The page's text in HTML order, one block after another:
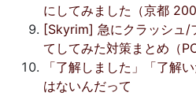
にしてみました（京都
[Skyrim] 急にクラッシュ/
てしてみた対策まとめ（PC
「了解しました」「了解
はないんだって